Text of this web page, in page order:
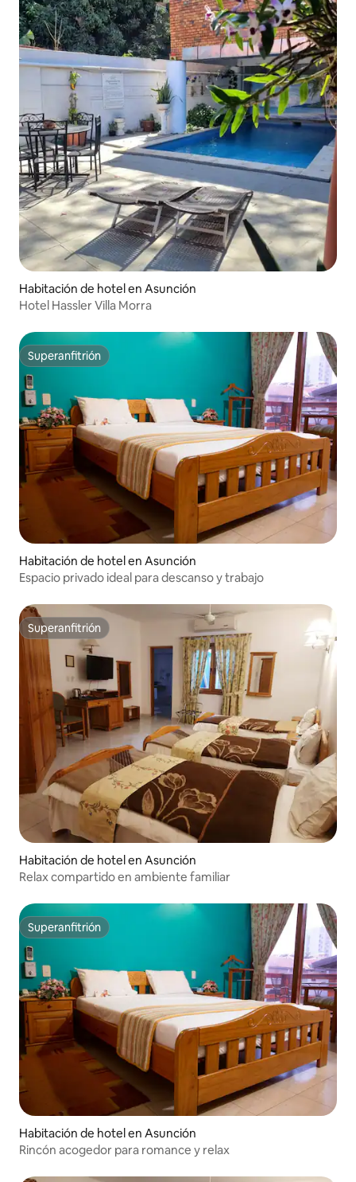
Habitación de hotel en Asunción
Hotel Hassler Villa Morra
Superanfitrión
Superanfitrión
Habitación de hotel en Asunción
Espacio privado ideal para descanso y trabajo
Superanfitrión
Superanfitrión
Habitación de hotel en Asunción
Relax compartido en ambiente familiar
Superanfitrión
Superanfitrión
Habitación de hotel en Asunción
Rincón acogedor para romance y relax